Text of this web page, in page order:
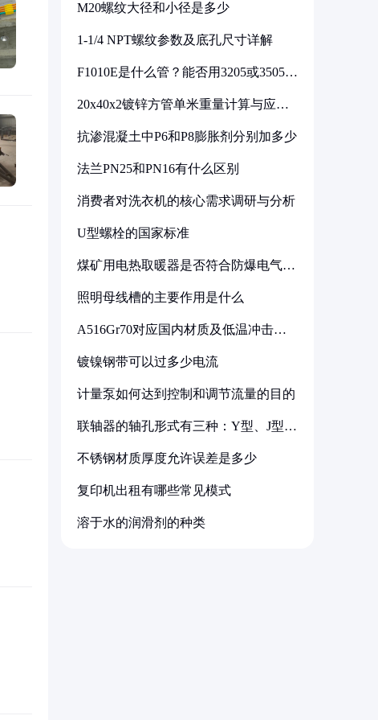
M20螺纹大径和小径是多少
1-1/4 NPT螺纹参数及底孔尺寸详解
F1010E是什么管？能否用3205或3505代
20x40x2镀锌方管单米重量计算与应用
抗渗混凝土中P6和P8膨胀剂分别加多少
法兰PN25和PN16有什么区别
消费者对洗衣机的核心需求调研与分析
U型螺栓的国家标准
煤矿用电热取暖器是否符合防爆电气设
照明母线槽的主要作用是什么
A516Gr70对应国内材质及低温冲击要
镀镍钢带可以过多少电流
计量泵如何达到控制和调节流量的目的
联轴器的轴孔形式有三种：Y型、J型、
不锈钢材质厚度允许误差是多少
复印机出租有哪些常见模式
溶于水的润滑剂的种类